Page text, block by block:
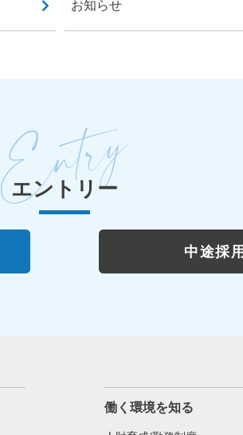
お知らせ
エントリー
中途採
働く環境を知る